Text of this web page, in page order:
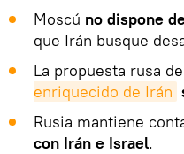
Moscú no dispone
que Irán busque
La propuesta rusa de
enriquecido de Irán
Rusia mantiene
con Irán e Israel.